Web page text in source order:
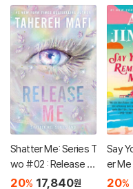
Shatter Me: Series T
wo #02 : Release M
e
20% 17,840원
Say
er Me
20%